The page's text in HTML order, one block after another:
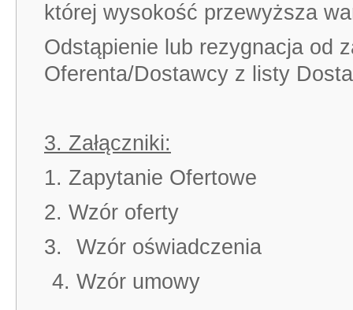
której wysokość przewyższa
Odstąpienie lub rezygnacja od
Oferenta/Dostawcy z listy
3. Załączniki:
1. Zapytanie Ofertowe
2. Wzór oferty
3.
Wzór oświadczenia
4. Wzór umowy